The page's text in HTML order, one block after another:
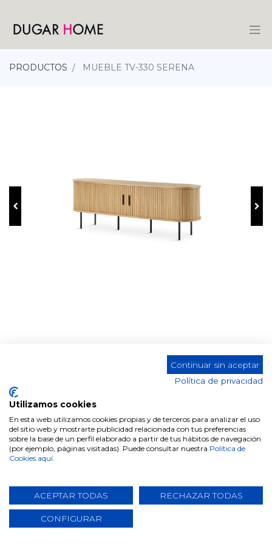
PRODUCTOS MUEBLE TV-330 SERENA
MUEBLE TV-330 SERENA
Comparte este producto
Datos técnicos
Continuar sin aceptar
Política de privacidad
Utilizamos cookies
En esta web utilizamos cookies propias y de terceros para analizar el uso
del sitio web y mostrarte publicidad relacionada con tus preferencias
sobre la base de un perfil elaborado a partir de tus hábitos de navegación
(por ejemplo, páginas visitadas). Puede consultar nuestra Política de
Cookies aquí.
ACEPTAR TODAS RECHAZAR TODAS
CONFIGURAR